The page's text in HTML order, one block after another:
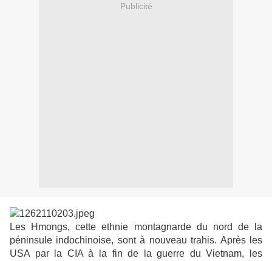
Publicité
Les Hmongs, cette ethnie montagnarde du nord de la
péninsule indochinoise, sont à nouveau trahis. Après les
USA par la CIA à la fin de la guerre du Vietnam, les